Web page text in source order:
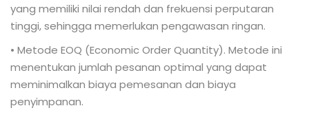
yang memiliki nilai rendah dan frekuensi perputaran
tinggi, sehingga memerlukan pengawasan ringan.
• Metode EOQ (Economic Order Quantity). Metode ini
menentukan jumlah pesanan optimal yang dapat
meminimalkan biaya pemesanan dan biaya
penyimpanan.